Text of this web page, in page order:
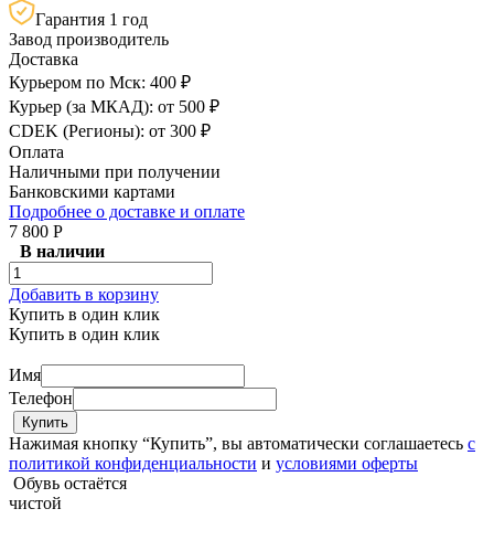
Гарантия 1 год
Завод производитель
Доставка
Курьером по Мск: 400 ₽
Курьер (за МКАД): от 500 ₽
CDEK (Регионы): от 300 ₽
Оплата
Наличными при получении
Банковскими картами
Подробнее о доставке и оплате
7 800 Р
В наличии
Добавить в корзину
Купить в один клик
Купить в один клик
Имя
Телефон
Нажимая кнопку “Купить”, вы автоматически соглашаетесь с
политикой конфиденциальности и условиями оферты
Обувь остаётся
чистой